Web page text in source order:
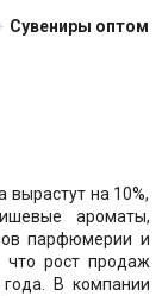
Сувениры оптом
вырастут на 10%,
ароматы,
парфюмерии и
что рост продаж
В компании